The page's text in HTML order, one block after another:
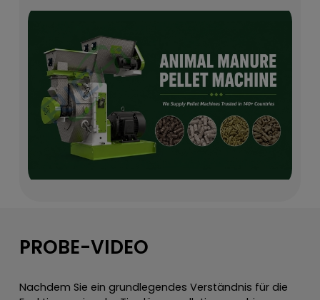
PROBE-VIDEO
Nachdem Sie ein grundlegendes Verständnis für die